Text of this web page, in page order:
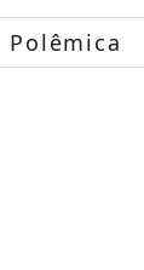
Polêmica